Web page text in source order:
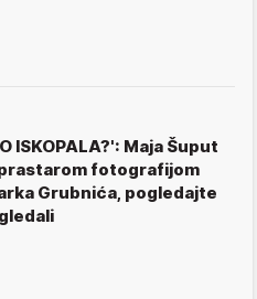
ISKOPALA?': Maja Šuput
fotografijom
Grubnića, pogledajte